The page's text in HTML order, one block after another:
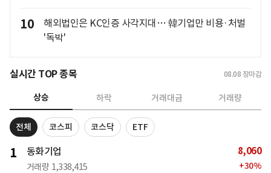
10
해외법인은 KC인증 사각지대… 韓기업만 비용·처벌
'독박'
실시간 TOP 종목 08.08 장마감
상승 하락 거래대금 거래량
전체 코스피 코스닥 ETF
1 동화기업
거래량 1,338,415
8,060
+30%